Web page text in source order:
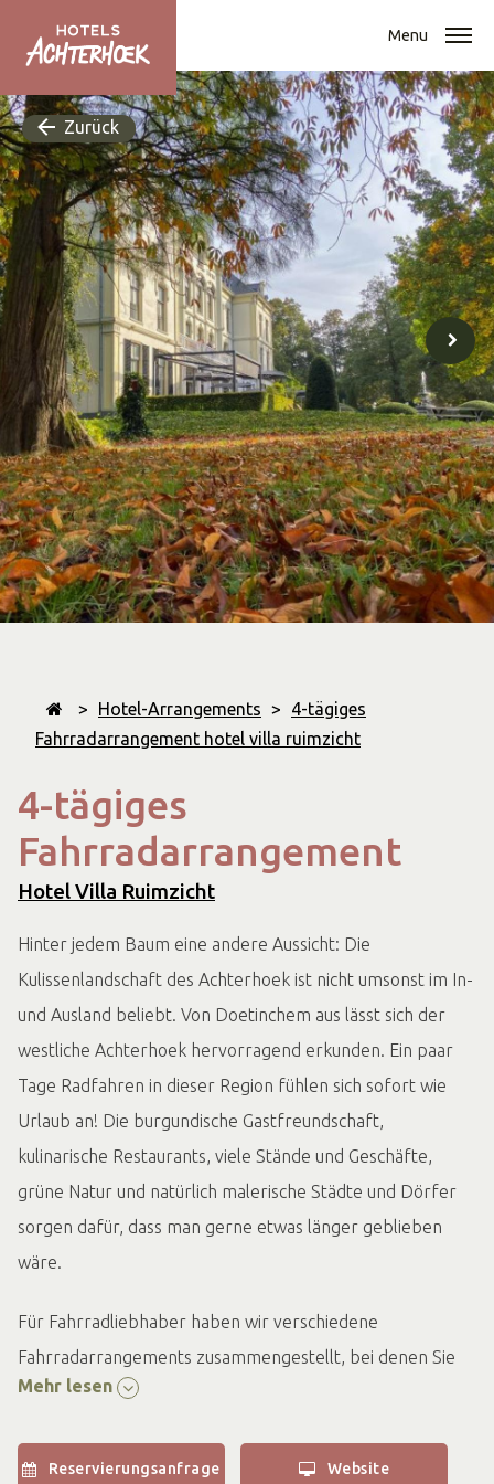
Menu
Zurück
> Hotel-Arrangements >
4-tägiges
Fahrradarrangement hotel villa ruimzicht
4-tägiges
Fahrradarrangement
Hotel Villa Ruimzicht
Hinter jedem Baum eine andere Aussicht: Die
Kulissenlandschaft des Achterhoek ist nicht umsonst im In-
und Ausland beliebt. Von Doetinchem aus lässt sich der
westliche Achterhoek hervorragend erkunden. Ein paar
Tage Radfahren in dieser Region fühlen sich sofort wie
Urlaub an! Die burgundische Gastfreundschaft,
kulinarische Restaurants, viele Stände und Geschäfte,
grüne Natur und natürlich malerische Städte und Dörfer
sorgen dafür, dass man gerne etwas länger geblieben
wäre.
Für Fahrradliebhaber haben wir verschiedene
Fahrradarrangements zusammengestellt, bei denen Sie
zwischen 1, 2 oder 3 Nächten wählen können. Buchen Sie
genießen Sie die Kochkünste des Küchenteams von
Mehr lesen
Reservierungsanfrage Website